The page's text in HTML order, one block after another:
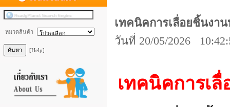
หมวดสินค้า
[Help]
เทคนิคการเลื่อยชิ้นงาน
วันที่ 20/05/2026
เทคนิคการเ